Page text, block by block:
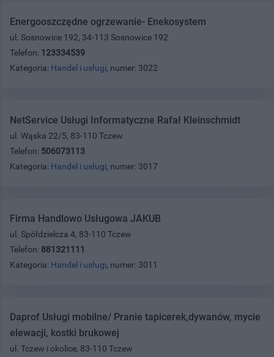
Energooszczędne ogrzewanie- Enekosystem
ul. Sosnowice 192, 34-113 Sosnowice 192
Telefon: 123334539
Kategoria: Handel i usługi, numer: 3022
NetService Usługi Informatyczne Rafał Kleinschmidt
ul. Wąska 22/5, 83-110 Tczew
Telefon: 506073113
Kategoria: Handel i usługi, numer: 3017
Firma Handlowo Usługowa JAKUB
ul. Spółdzielcza 4, 83-110 Tczew
Telefon: 881321111
Kategoria: Handel i usługi, numer: 3011
Daprof Usługi mobilne/ Pranie tapicerek,dywanów, mycie
elewacji, kostki brukowej
ul. Tczew i okolice, 83-110 Tczew